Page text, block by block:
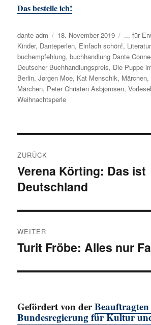
Das bestelle ich!
Autor
dante-adm
Veröffentlicht
am
18. November 2019 ... für
Kinder, Danteperlen, Einfach schön!,
buchempfehlung,buchhandlung Dante
Deutscher Buchhandlungspreis, Die Puppe
Berlin,Jørgen Moe, Kat Menschik, Märchen,
Märchen, Peter Christen Asbjørnsen,
Weihnachtsperle
ZURÜCK
Vorheriger
Beitrag:
Verena Körting: Das ist
Deutschland
WEITER
Nächster
Turit Fröbe: Alles nur
Gefördert von der
Bundesregierung für Kultur